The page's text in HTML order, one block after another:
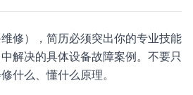
维修），简历必须突出你的专业技能
解决的具体设备故障案例。不要只
什么、懂什么原理。